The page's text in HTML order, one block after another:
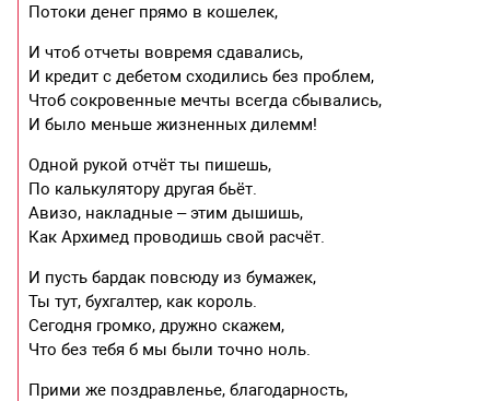
Потоки денег прямо в кошелек,
И чтоб отчеты вовремя сдавались,
И кредит с дебетом сходились без проблем,
Чтоб сокровенные мечты всегда сбывались,
И было меньше жизненных дилемм!
Одной рукой отчёт ты пишешь,
По калькулятору другая бьёт.
Авизо, накладные – этим дышишь,
Как Архимед проводишь свой расчёт.
И пусть бардак повсюду из бумажек,
Ты тут, бухгалтер, как король.
Сегодня громко, дружно скажем,
Что без тебя б мы были точно ноль.
Прими же поздравленье, благодарность,